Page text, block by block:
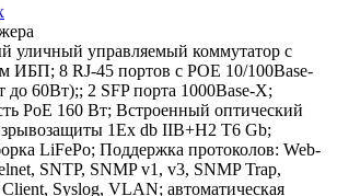
уличный управляемый коммутатор с
ИБП; 8 RJ-45 портов с РОЕ 10/100Base-
до 60Вт);; 2 SFP порта 1000Base-X;
PoE 160 Вт; Встроенный оптический
1Ex db IIB+H2 T6 Gb;
LiFePo; Поддержка протоколов: Web-
SNTP, SNMP v1, v3, SNMP Trap,
Syslog, VLAN; автоматическая